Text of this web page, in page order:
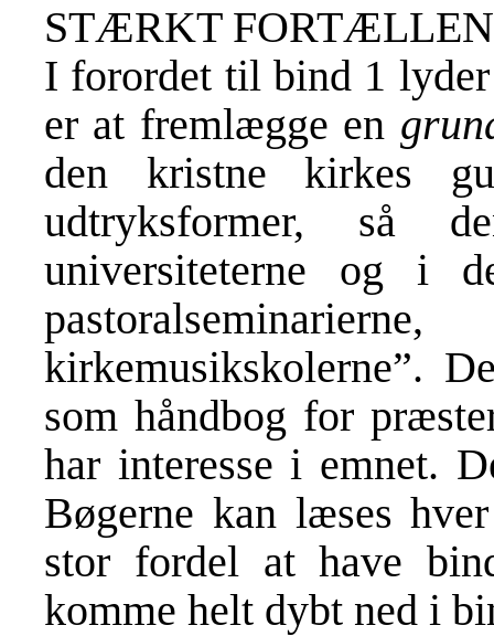
STÆRKT
I forordet til bind 1 lyder
er at fremlægge en
den kristne kirkes
udtryksformer, så
universiteterne og i
kirkemusikskolerne”.
som håndbog for
har interesse i emnet.
Bøgerne kan læses
stor fordel at have
komme helt dybt ned i